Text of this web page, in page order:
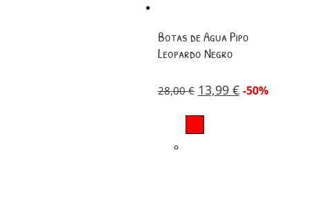
Botas de Agua Pipo
Leopardo Negro
28,00€ 13,99 € -50%